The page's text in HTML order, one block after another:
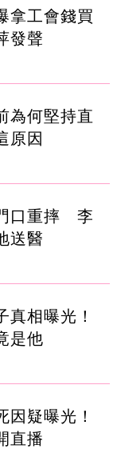
拿工會錢買
發聲
為何堅持直
原因
口重摔 李
送醫
真相曝光！
是他
因疑曝光！
直播